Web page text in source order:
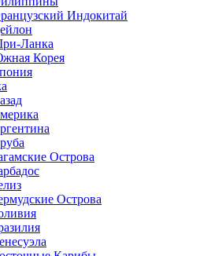
Индокитай
Ланка
Корея
Острова
Острова